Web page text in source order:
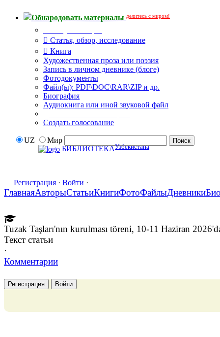
Обнародовать материалы делитесь с миром!
Статья, обзор, исследование
Книга
Художественная проза или поэзия
Запись в личном дневнике (блоге)
Фотодокументы
Файл(ы): PDF\DOC\RAR\ZIP и др.
Биография
Аудиокнига или иной звуковой файл
Создать голосование
UZ
Мир
БИБЛИОТЕКАУзбекистана
Регистрация · Войти ·
ГлавнаяАвторыСтатьиКнигиФотоФайлыДневники
Tuzak Taşları'nın kurulması töreni, 10-11 Haziran
Текст статьи
·
Комментарии
Регистрация Войти